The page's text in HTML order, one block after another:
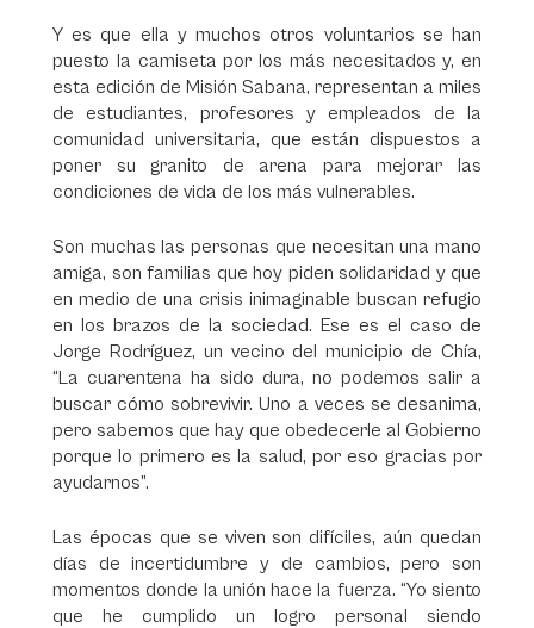
Y es que ella y muchos otros voluntarios se han
puesto la camiseta por los más necesitados y, en
esta edición de Misión Sabana, representan a miles
de estudiantes, profesores y empleados de la
comunidad universitaria, que están dispuestos a
poner su granito de arena para mejorar las
condiciones de vida de los más vulnerables.
Son muchas las personas que necesitan una mano
amiga, son familias que hoy piden solidaridad y que
en medio de una crisis inimaginable buscan refugio
en los brazos de la sociedad. Ese es el caso de
Jorge Rodríguez, un vecino del municipio de Chía,
“La cuarentena ha sido dura, no podemos salir a
buscar cómo sobrevivir. Uno a veces se desanima,
pero sabemos que hay que obedecerle al Gobierno
porque lo primero es la salud, por eso gracias por
ayudarnos”.
Las épocas que se viven son difíciles, aún quedan
días de incertidumbre y de cambios, pero son
momentos donde la unión hace la fuerza. “Yo siento
que he cumplido un logro personal siendo